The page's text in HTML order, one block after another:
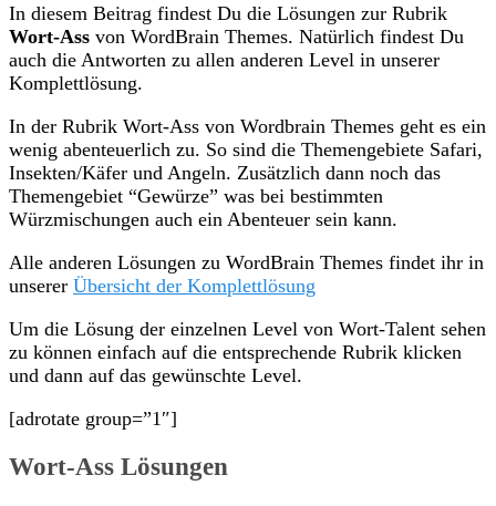
In diesem Beitrag findest Du die Lösungen zur Rubrik
Wort-Ass von WordBrain Themes. Natürlich findest Du
auch die Antworten zu allen anderen Level in unserer
Komplettlösung.
In der Rubrik Wort-Ass von Wordbrain Themes geht es ein
wenig abenteuerlich zu. So sind die Themengebiete Safari,
Insekten/Käfer und Angeln. Zusätzlich dann noch das
Themengebiet “Gewürze” was bei bestimmten
Würzmischungen auch ein Abenteuer sein kann.
Alle anderen Lösungen zu WordBrain Themes findet ihr in
unserer Übersicht der Komplettlösung
Um die Lösung der einzelnen Level von Wort-Talent sehen
zu können einfach auf die entsprechende Rubrik klicken
und dann auf das gewünschte Level.
[adrotate group=”1″]
Wort-Ass Lösungen